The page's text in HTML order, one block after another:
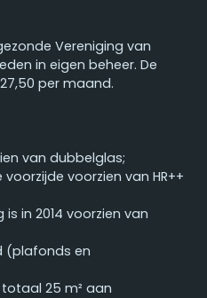
Vereniging van
in eigen beheer. De
per maand.
van dubbelglas;
voorzien van HR++
in 2014 voorzien van
(plafonds en
25 m² aan